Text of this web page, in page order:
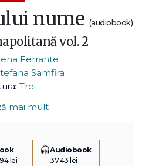
nume (audiobook)
vol. 2
Ferrante
Samfira
Trei
mai mult
lei
Audiobook
37.43 lei